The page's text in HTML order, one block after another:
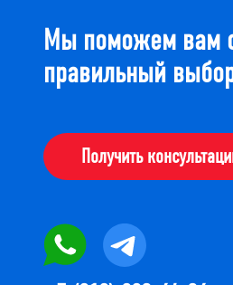
Мы поможем вам
правильный
Получить